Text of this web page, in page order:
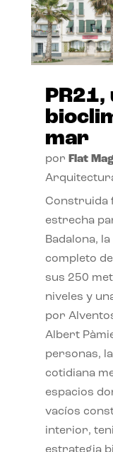
PR21,
mar
por Flat
Construida
estrecha
Badalona,
completo
sus 250
niveles y
por
Albert
personas,
cotidiana
espacios
vacíos
interior,